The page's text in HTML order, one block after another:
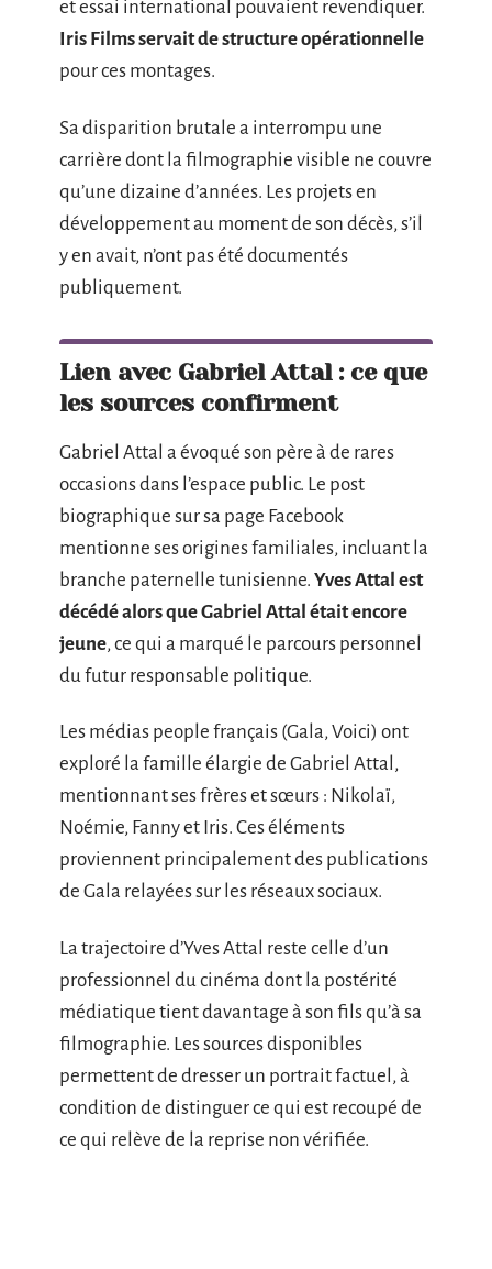
et essai international pouvaient revendiquer.
Iris Films servait de structure opérationnelle
pour ces montages.
Sa disparition brutale a interrompu une
carrière dont la filmographie visible ne couvre
qu’une dizaine d’années. Les projets en
développement au moment de son décès, s’il
y en avait, n’ont pas été documentés
publiquement.
Lien avec Gabriel Attal : ce que
les sources confirment
Gabriel Attal a évoqué son père à de rares
occasions dans l’espace public. Le post
biographique sur sa page Facebook
mentionne ses origines familiales, incluant la
branche paternelle tunisienne. Yves Attal est
décédé alors que Gabriel Attal était encore
jeune, ce qui a marqué le parcours personnel
du futur responsable politique.
Les médias people français (Gala, Voici) ont
exploré la famille élargie de Gabriel Attal,
mentionnant ses frères et sœurs : Nikolaï,
Noémie, Fanny et Iris. Ces éléments
proviennent principalement des publications
de Gala relayées sur les réseaux sociaux.
La trajectoire d’Yves Attal reste celle d’un
professionnel du cinéma dont la postérité
médiatique tient davantage à son fils qu’à sa
filmographie. Les sources disponibles
permettent de dresser un portrait factuel, à
condition de distinguer ce qui est recoupé de
ce qui relève de la reprise non vérifiée.